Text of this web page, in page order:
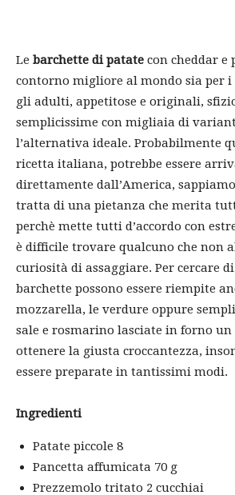
Le barchette di patate con cheddar e
contorno migliore al mondo sia per i
gli adulti, appetitose e originali,
semplicissime con migliaia di
l’alternativa ideale. Probabilmente
ricetta italiana, potrebbe essere
direttamente dall’America,
tratta di una pietanza che merita
perchè mette tutti d’accordo con
è difficile trovare qualcuno che non
curiosità di assaggiare. Per cercare
barchette possono essere riempite
mozzarella, le verdure oppure
sale e rosmarino lasciate in forno
ottenere la giusta croccantezza,
essere preparate in tantissimi modi.
Ingredienti
Patate piccole 8
Pancetta affumicata 70 g
Prezzemolo tritato 2 cucchiai